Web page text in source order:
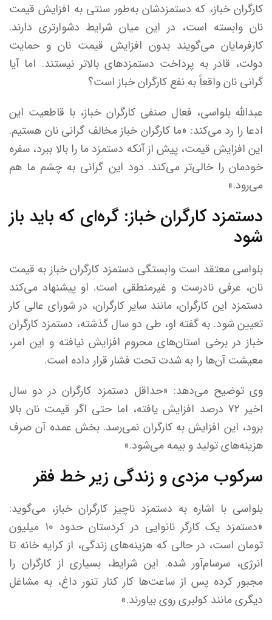
کارگران خباز، که دستمزدشان به‌طور سنتی به افزایش قیمت
نان وابسته است، در این میان شرایط دشوارتری دارند.
کارفرمایان می‌گویند بدون افزایش قیمت نان و حمایت
دولت، قادر به پرداخت دستمزدهای بالاتر نیستند. اما آیا
گرانی نان واقعاً به نفع کارگران خباز است؟
عبدالله بلواسی، فعال صنفی کارگران خباز، با قاطعیت این
ادعا را رد می‌کند: «ما کارگران خباز مخالف گرانی نان هستیم.
این افزایش قیمت، پیش از آنکه دستمزد ما را بالا ببرد، سفره
خودمان را خالی‌تر می‌کند. دود این گرانی به چشم ما هم
می‌رود.»
دستمزد کارگران خباز: گره‌ای که باید باز
شود
بلواسی معتقد است وابستگی دستمزد کارگران خباز به قیمت
نان، عرفی نادرست و غیرمنطقی است. او پیشنهاد می‌کند
دستمزد این کارگران، مانند سایر کارگران، در شورای عالی کار
تعیین شود. به گفته او، طی دو سال گذشته، دستمزد کارگران
خباز در برخی استان‌های محروم افزایش نیافته و این امر،
معیشت آن‌ها را به شدت تحت فشار قرار داده است.
وی توضیح می‌دهد: «حداقل دستمزد کارگران در دو سال
اخیر ۷۲ درصد افزایش یافته، اما حتی اگر قیمت نان بالا
برود، این افزایش به کارگران نمی‌رسد. بخش عمده آن صرف
هزینه‌های تولید و بیمه می‌شود.»
سرکوب مزدی و زندگی زیر خط فقر
بلواسی با اشاره به دستمزد ناچیز کارگران خباز، می‌گوید:
«دستمزد یک کارگر نانوایی در کردستان حدود ۱۰ میلیون
تومان است، در حالی که هزینه‌های زندگی، از کرایه خانه تا
انرژی، سرسام‌آور شده. این شرایط، بسیاری از کارگران را
مجبور کرده پس از ساعت‌ها کار کنار تنور داغ، به مشاغل
دیگری مانند کولبری روی بیاورند.»